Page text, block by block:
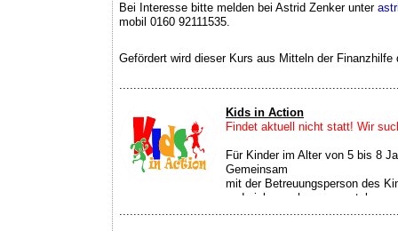
Bei Interesse bitte melden bei Astrid Zenker unter
mobil 0160 92111535.
Gefördert wird dieser Kurs aus Mitteln der
Kids in Action
Findet aktuell nicht statt! Wir
Für Kinder im Alter von 5 bis 8
Gemeinsam
mit der Betreuungsperson des
und vieles mehr zum austoben